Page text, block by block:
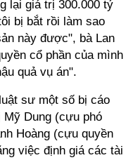
lại giá trị 300.000 tỷ
bị bắt rồi làm sao
này được", bà Lan
cổ phần của mình
quả vụ án".
sư một số bị cáo
Mỹ Dung (cựu phó
Hoàng (cựu quyền
việc định giá các tài